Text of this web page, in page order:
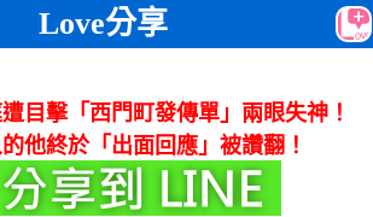
Love分享
目擊「西門町發傳單」兩眼失神！
他終於「出面回應」被讚翻！